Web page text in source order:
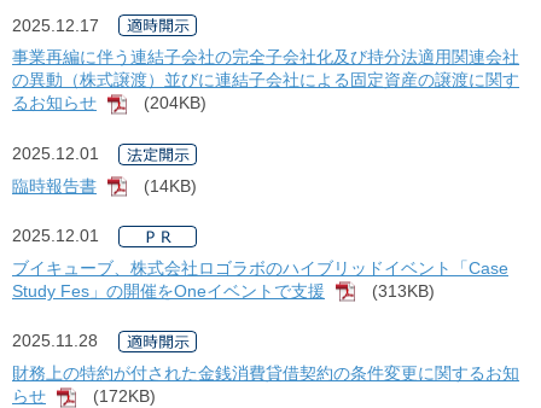
2025.12.17
事業再編に伴う連結子会社の完全子会社化及び持分法適用関連会社
の異動（株式譲渡）並びに連結子会社による固定資産の譲渡に関す
るお知らせ
[PDF]
(204KB)
2025.12.01
臨時報告書
[PDF]
(14KB)
2025.12.01
ブイキューブ、株式会社ロゴラボのハイブリッドイベント「Case
Study Fes」の開催をOneイベントで支援
[PDF]
(313KB)
2025.11.28
財務上の特約が付された金銭消費貸借契約の条件変更に関するお知
らせ
[PDF]
(172KB)